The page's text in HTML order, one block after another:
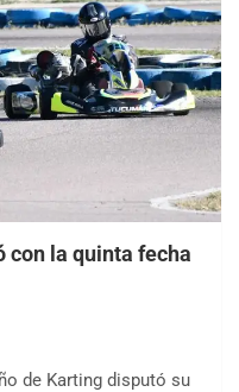
con la quinta fecha
de Karting disputó su